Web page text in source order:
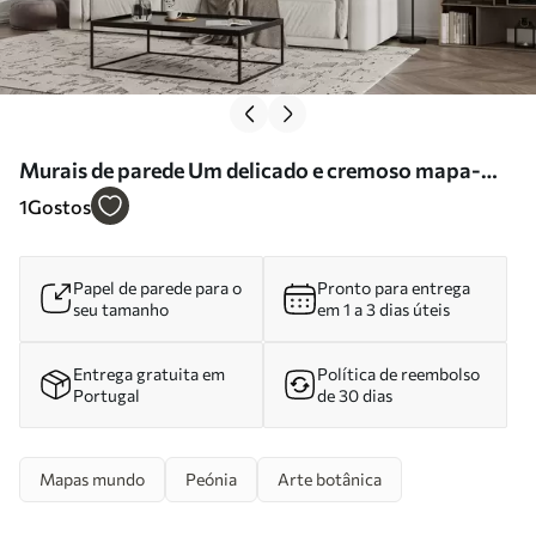
Murais de parede Um delicado e cremoso mapa-
múndi feito de flores Nr. c00008
1Gostos
Papel de parede para o
seu tamanho
Pronto para entrega
em 1 a 3 dias úteis
Entrega gratuita em
Portugal
Política de reembolso
de 30 dias
Mapas mundo Peónia Arte botânica